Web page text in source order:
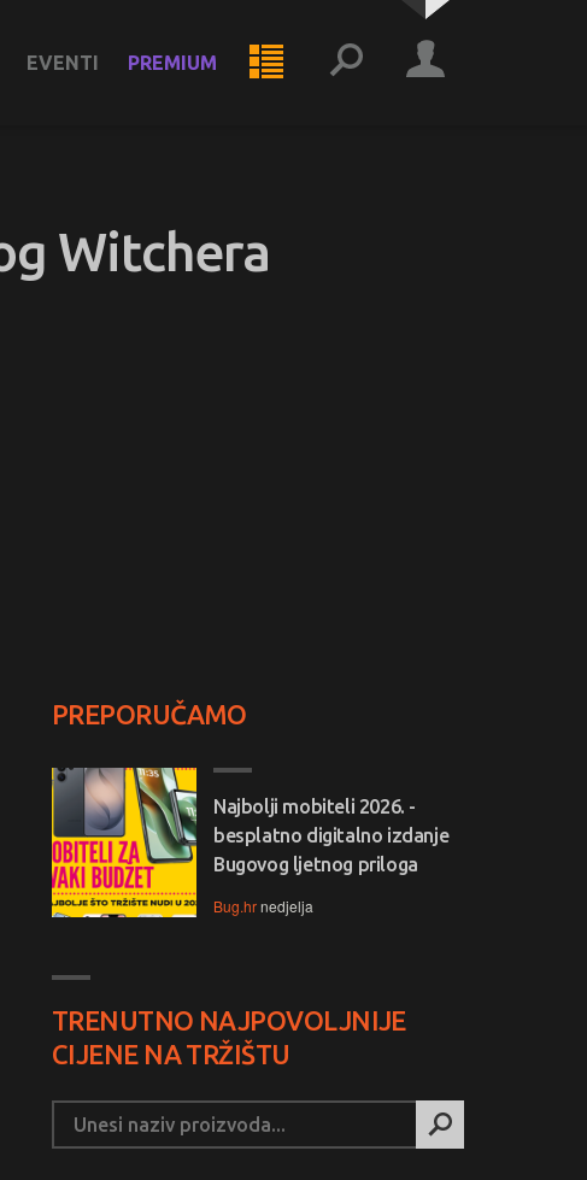
EVENTI PREMIUM
Witchera
PREPORUČAMO
Najbolji mobiteli 2026. -
besplatno digitalno izdanje
Bugovog ljetnog priloga
Bug.hrnedjelja
TRENUTNO NAJPOVOLJNIJE
CIJENE NA TRŽIŠTU